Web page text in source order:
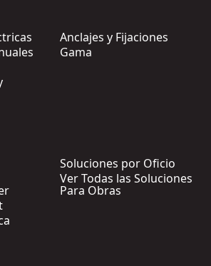
Anclajes y Fijaciones
Gama
Soluciones por Oficio
Ver Todas las Soluciones
Para Obras